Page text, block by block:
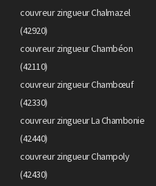
couvreur zingueur Chalmazel
(42920)
couvreur zingueur Chambéon
(42110)
couvreur zingueur Chambœuf
(42330)
couvreur zingueur La Chambonie
(42440)
couvreur zingueur Champoly
(42430)